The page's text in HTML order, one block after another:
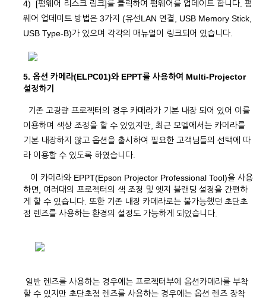
4) [펌웨어 리스크 링크]를 클릭하여 펌웨어를 업데이트 합니다. 펌
웨어 업데이트 방법은 3가지 (유선LAN 연결, USB Memory Stick,
USB Type-B)가 있으며 각각의 매뉴얼이 링크되어 있습니다.
5. 옵션 카메라(ELPC01)와 EPPT를 사용하여 Multi-Projector
설정하기
기존 고광량 프로젝터의 경우 카메라가 기본 내장 되어 있어 이를
이용하여 색상 조정을 할 수 있었지만, 최근 모델에서는 카메라를
기본 내장하지 않고 옵션을 출시하여 필요한 고객님들의 선택에 따
라 이용할 수 있도록 하였습니다.
이 카메라와 EPPT(Epson Projector Professional Tool)을 사용
하면, 여러대의 프로젝터의 색 조정 및 엣지 블랜딩 설정을 간편하
게 할 수 있습니다. 또한 기존 내장 카메라로는 불가능했던 초단초
점 렌즈를 사용하는 환경의 설정도 가능하게 되었습니다.
일반 렌즈를 사용하는 경우에는 프로젝터부에 옵션카메라를 부착
할 수 있지만 초단초점 렌즈를 사용하는 경우에는 옵션 렌즈 장착